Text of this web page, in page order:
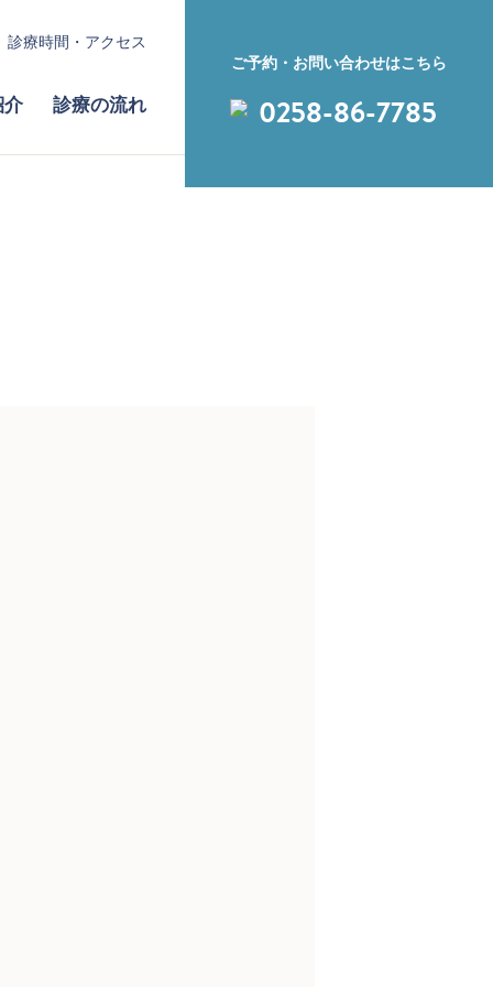
診療時間・アクセス
介 診療の流れ
ご予約・お問い合わせはこちら
0258-86-7785